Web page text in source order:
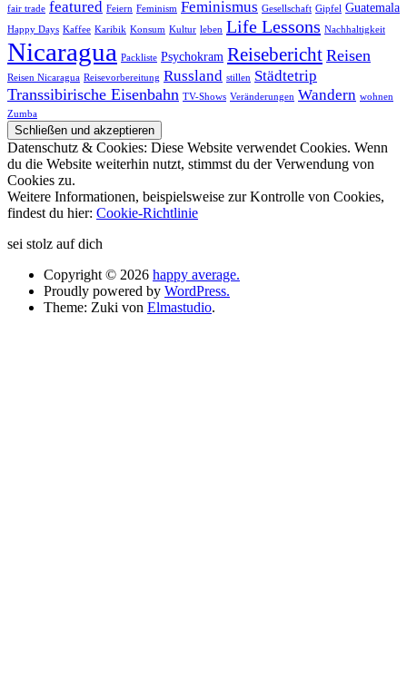
fair trade featured Feiern Feminism Feminismus Gesellschaft Gipfel Guatemala
Happy Days Kaffee Karibik Konsum Kultur leben Life Lessons Nachhaltigkeit
Nicaragua Packliste Psychokram Reisebericht Reisen
Reisen Nicaragua Reisevorbereitung Russland stillen Städtetrip
Transsibirische Eisenbahn TV-Shows Veränderungen Wandern wohnen
Zumba
Datenschutz & Cookies: Diese Website verwendet Cookies. Wenn
du die Website weiterhin nutzt, stimmst du der Verwendung von
Cookies zu.
Weitere Informationen, beispielsweise zur Kontrolle von Cookies,
findest du hier: Cookie-Richtlinie
sei stolz auf dich
Copyright © 2026 happy average.
Proudly powered by WordPress.
Theme: Zuki von Elmastudio.